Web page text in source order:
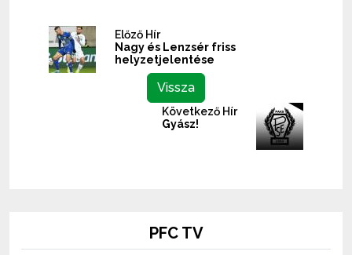
Előző Hír
Nagy és Lenzsér friss
helyzetjelentése
Vissza
Következő Hír
Gyász!
PFC TV